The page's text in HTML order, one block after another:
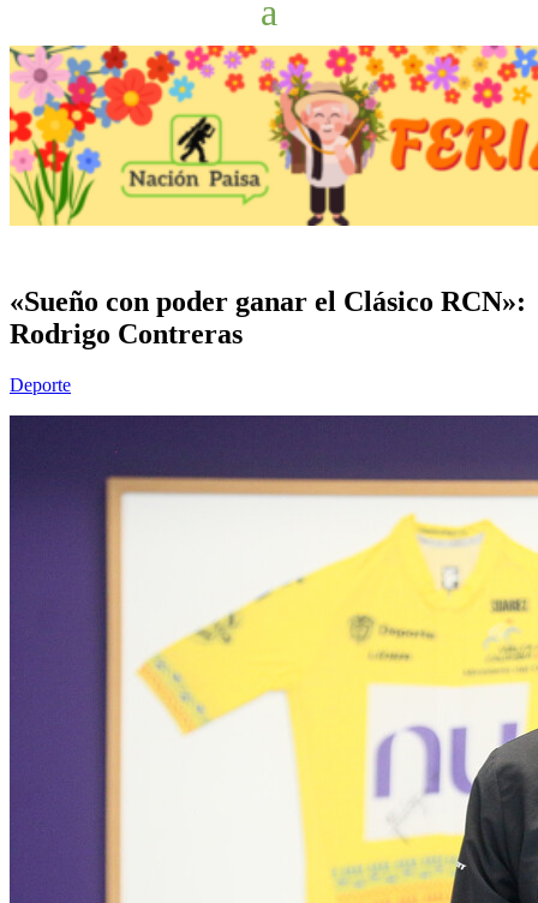
«Sueño con poder ganar el Clásico RCN»:
Rodrigo Contreras
Deporte